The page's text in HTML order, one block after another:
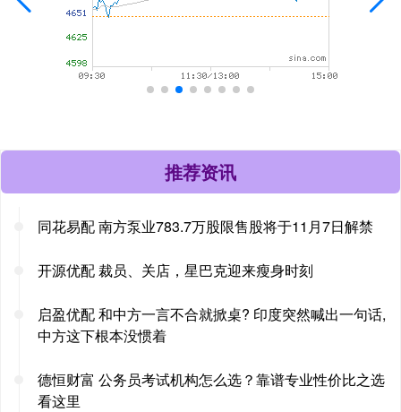
推荐资讯
同花易配 南方泵业783.7万股限售股将于11月7日解禁
开源优配 裁员、关店，星巴克迎来瘦身时刻
启盈优配 和中方一言不合就掀桌? 印度突然喊出一句话,
中方这下根本没惯着
德恒财富 公务员考试机构怎么选？靠谱专业性价比之选
看这里